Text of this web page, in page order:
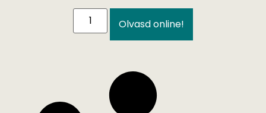
Olvasd online!